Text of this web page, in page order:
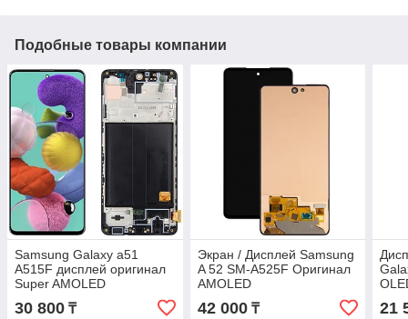
Подобные товары компании
Samsung Galaxy a51
A515F дисплей оригинал
Super AMOLED
30 800 ₸
Экран / Дисплей Samsung
A 52 SM-A525F Оригинал
AMOLED
42 000₸ 21